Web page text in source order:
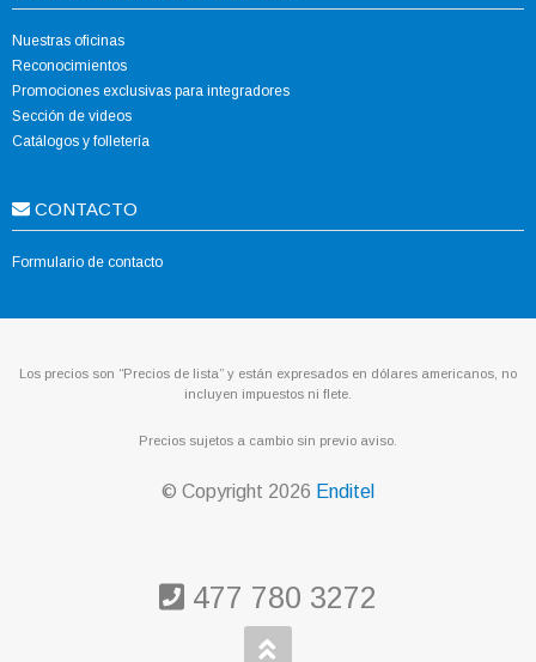
Nuestras oficinas
Reconocimientos
Promociones exclusivas para integradores
Sección de videos
Catálogos y folletería
CONTACTO
Formulario de contacto
Los precios son “Precios de lista” y están expresados en dólares americanos, no
incluyen impuestos ni flete.
Precios sujetos a cambio sin previo aviso.
© Copyright 2026 Enditel
477 780 3272